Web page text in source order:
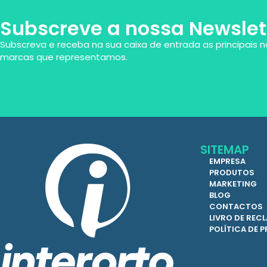
Subscreve a nossa
Subscreva e receba na sua caixa de entrada as principais
marcas que representamos.
SITEMAP
EMPRESA
PRODUTOS
MARKETING
BLOG
CONTACTOS
LIVRO DE
POLÍTICA DE